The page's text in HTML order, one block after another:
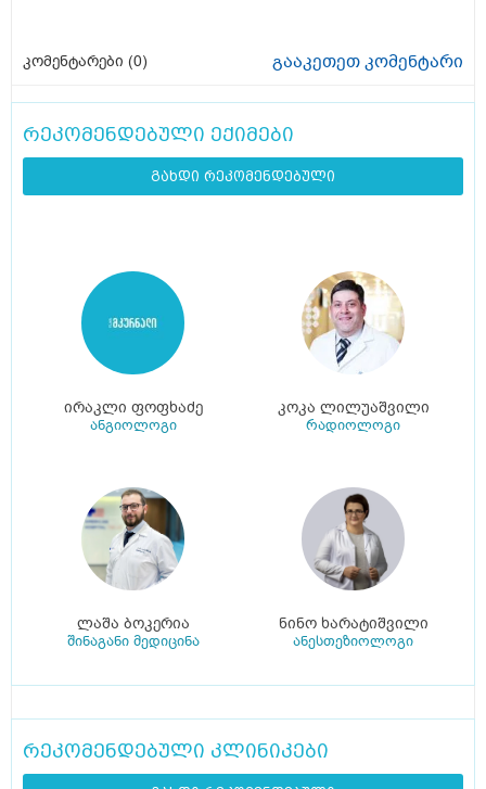
კომენტარები (0) გააკეთეთ კომენტარი
რეკომენდებული ექიმები
გახდი რეკომენდებული
ირაკლი ფოფხაძე
ანგიოლოგი
კოკა ლილუაშვილი
რადიოლოგი
ლაშა ბოკერია
შინაგანი მედიცინა
ნინო ხარატიშვილი
ანესთეზიოლოგი
რეკომენდებული კლინიკები